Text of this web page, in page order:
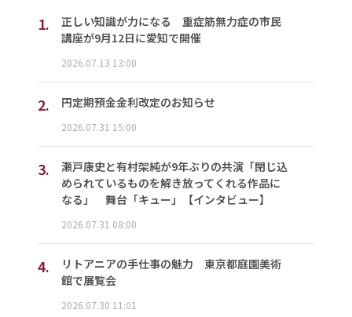
1.
正しい知識が力になる 重症筋無力症の市民
講座が9月12日に愛知で開催
2026.07.13 13:00
2. 円定期預金金利改定のお知らせ
2026.07.31 15:00
3.
瀬戸康史と有村架純が9年ぶりの共演「閉じ込
められているものを解き放ってくれる作品に
なる」 舞台「キュー」【インタビュー】
2026.07.31 08:00
4.
リトアニアの手仕事の魅力 東京都庭園美術
館で展覧会
2026.07.30 11:01